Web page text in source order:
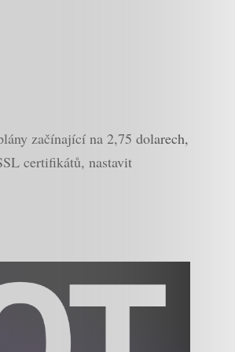
začínající na 2,75 dolarech,
certifikátů, nastavit